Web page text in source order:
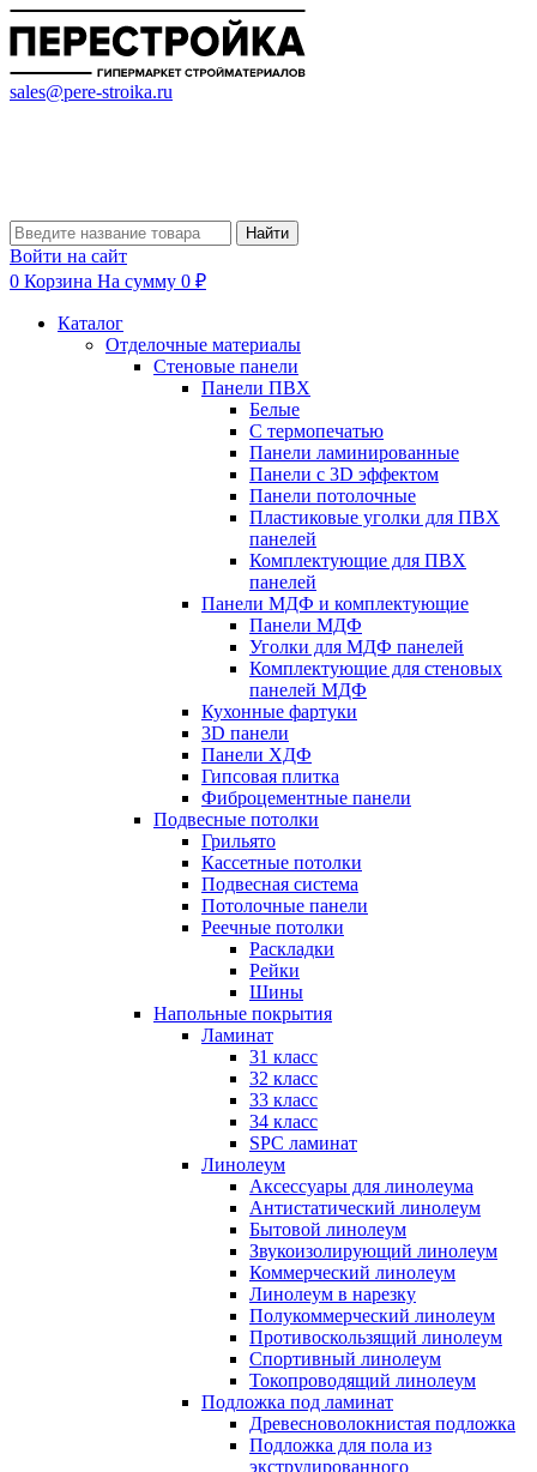
sales@pere-stroika.ru
Найти
Войти на сайт
0 Корзина На сумму 0 ₽
Каталог
Отделочные материалы
Стеновые панели
Панели ПВХ
Белые
С термопечатью
Панели ламинированные
Панели с 3D эффектом
Панели потолочные
Пластиковые уголки для ПВХ
панелей
Комплектующие для ПВХ
панелей
Панели МДФ и комплектующие
Панели МДФ
Уголки для МДФ панелей
Комплектующие для стеновых
панелей МДФ
Кухонные фартуки
3D панели
Панели ХДФ
Гипсовая плитка
Фиброцементные панели
Подвесные потолки
Грильято
Кассетные потолки
Подвесная система
Потолочные панели
Реечные потолки
Раскладки
Рейки
Шины
Напольные покрытия
Ламинат
31 класс
32 класс
33 класс
34 класс
SPC ламинат
Линолеум
Аксессуары для линолеума
Антистатический линолеум
Бытовой линолеум
Звукоизолирующий линолеум
Коммерческий линолеум
Линолеум в нарезку
Полукоммерческий линолеум
Противоскользящий линолеум
Спортивный линолеум
Токопроводящий линолеум
Подложка под ламинат
Древесноволокнистая подложка
Подложка для пола из
экструдированного